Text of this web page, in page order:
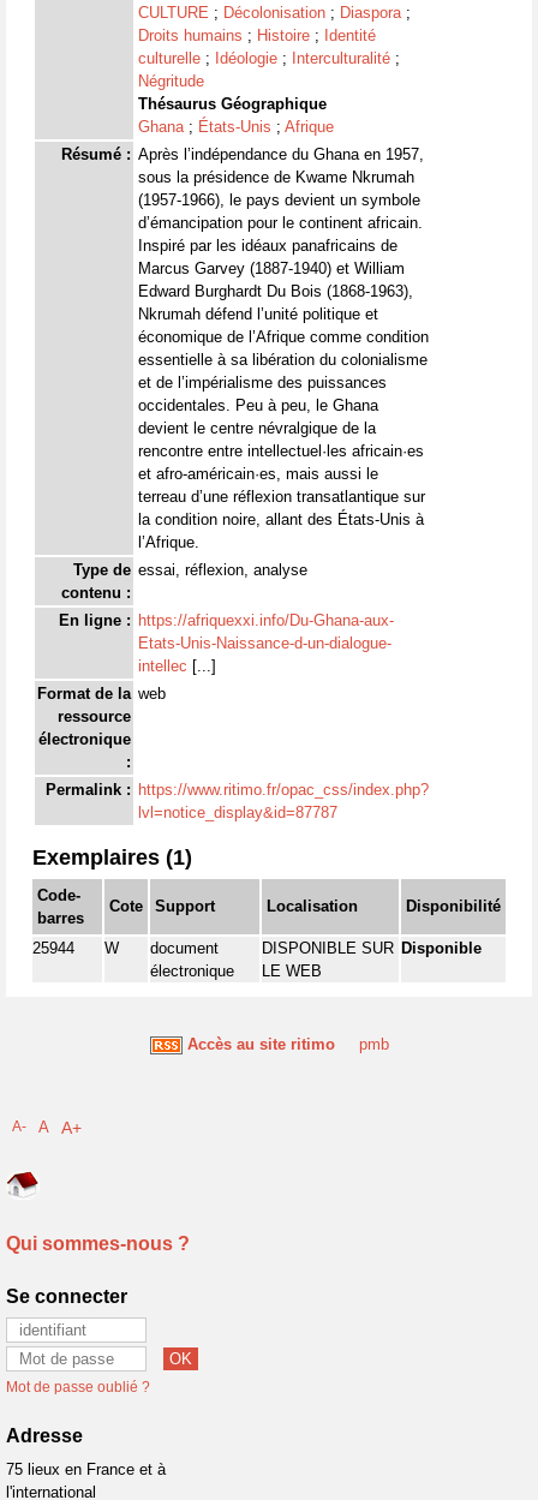
CULTURE ; Décolonisation ; Diaspora;
Droits humains ; Histoire ; Identité
culturelle ; Idéologie ; Interculturalité ;
Négritude
Thésaurus Géographique
Ghana; États-Unis ; Afrique
Résumé : Après l’indépendance du Ghana en 1957,
sous la présidence de Kwame Nkrumah
(1957-1966), le pays devient un symbole
d’émancipation pour le continent africain.
Inspiré par les idéaux panafricains de
Marcus Garvey (1887-1940) et William
Edward Burghardt Du Bois (1868-1963),
Nkrumah défend l’unité politique et
économique de l’Afrique comme condition
essentielle à sa libération du colonialisme
et de l’impérialisme des puissances
occidentales. Peu à peu, le Ghana
devient le centre névralgique de la
rencontre entre intellectuel·les africain·es
et afro-américain·es, mais aussi le
terreau d’une réflexion transatlantique sur
la condition noire, allant des États-Unis à
l’Afrique.
Type de
contenu :
essai, réflexion, analyse
En ligne : https://afriquexxi.info/Du-Ghana-aux-
Etats-Unis-Naissance-d-un-dialogue-
intellec [...]
Format de la
ressource
électronique
:
web
Permalink : https://www.ritimo.fr/opac_css/index.php?
lvl=notice_display&id=87787
Exemplaires (1)
Code-
barres
Cote Support Localisation Disponibilité
25944 W
document
électronique
DISPONIBLE SUR
LE WEB
Disponible
Accès au site ritimo pmb
A- A A+
Qui sommes-nous ?
Se connecter
Mot de passe oublié ?
Adresse
75 lieux en France et à
l'international